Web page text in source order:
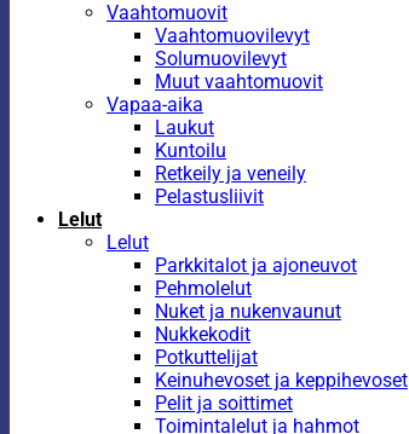
Vaahtomuovit
Vaahtomuovilevyt
Solumuovilevyt
Muut vaahtomuovit
Vapaa-aika
Laukut
Kuntoilu
Retkeily ja veneily
Pelastusliivit
Lelut
Lelut
Parkkitalot ja ajoneuvot
Pehmolelut
Nuket ja nukenvaunut
Nukkekodit
Potkuttelijat
Keinuhevoset ja keppihevoset
Pelit ja soittimet
Toimintalelut ja hahmot